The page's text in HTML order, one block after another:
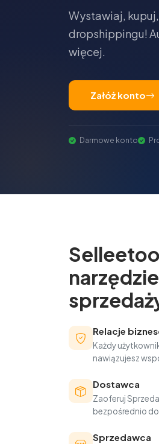
Wystawiaj,
dropshippingu!
więcej.
Załóż konto
Darmowe konto
Relacje
Każdy
nawiązujesz
Dostawca
Zaoferuj
bezpośrednio
Sprzedawca